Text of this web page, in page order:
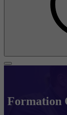
Formation